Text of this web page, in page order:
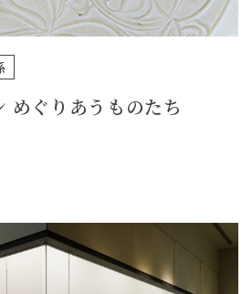
めぐりあうものたち